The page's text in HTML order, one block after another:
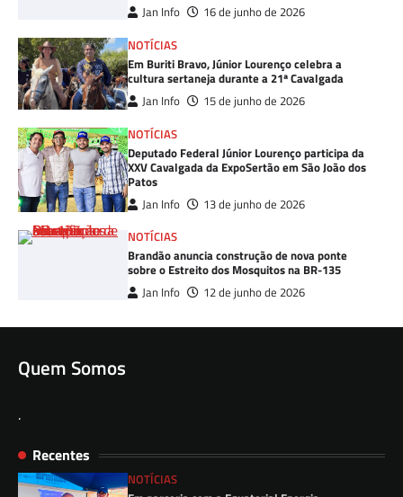
Jan Info
16 de junho de 2026
NOTÍCIAS
Em Buriti Bravo, Júnior Lourenço celebra a
cultura sertaneja durante a 21ª Cavalgada
Jan Info
15 de junho de 2026
NOTÍCIAS
Deputado Federal Júnior Lourenço participa da
XXV Cavalgada da ExpoSertão em São João dos
Patos
Jan Info
13 de junho de 2026
NOTÍCIAS
Brandão anuncia construção de nova ponte
sobre o Estreito dos Mosquitos na BR-135
Jan Info 12 de junho de 2026
Quem Somos
.
Recentes
NOTÍCIAS